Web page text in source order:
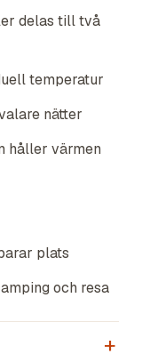
delas till två
temperatur
nätter
håller värmen
plats
och resa